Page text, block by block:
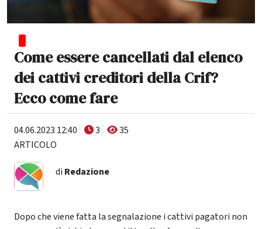
Come essere cancellati dal elenco
dei cattivi creditori della Crif?
Ecco come fare
04.06.2023 12:40 3
35
ARTICOLO
di Redazione
Dopo che viene fatta la segnalazione i cattivi pagatori non